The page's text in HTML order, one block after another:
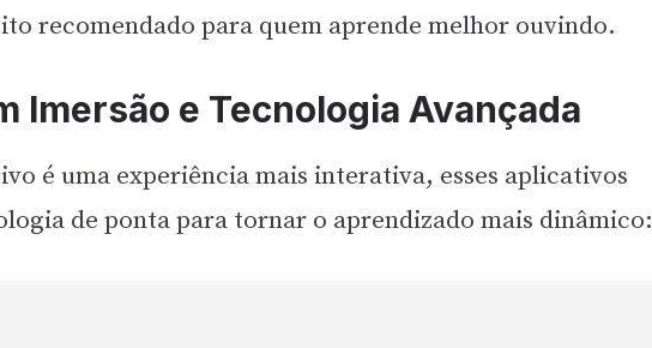
recomendado para quem aprende melhor ouvindo.
Imersão e Tecnologia Avançada
é uma experiência mais interativa, esses aplicativos
de ponta para tornar o aprendizado mais dinâmico: